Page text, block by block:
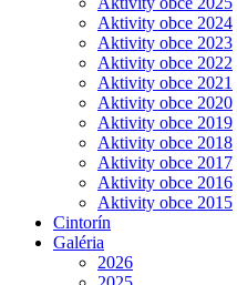
Aktivity obce 2024
Aktivity obce 2023
Aktivity obce 2022
Aktivity obce 2021
Aktivity obce 2020
Aktivity obce 2019
Aktivity obce 2018
Aktivity obce 2017
Aktivity obce 2016
Aktivity obce 2015
Cintorín
Galéria
2026